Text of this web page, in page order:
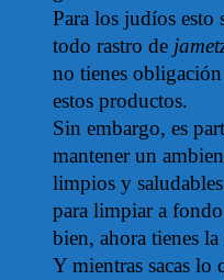
Para los judíos esto
todo rastro de
no tienes
estos productos.
Sin embargo, es
mantener un
limpios y
para limpiar a fondo
bien, ahora tienes
Y mientras sacas lo